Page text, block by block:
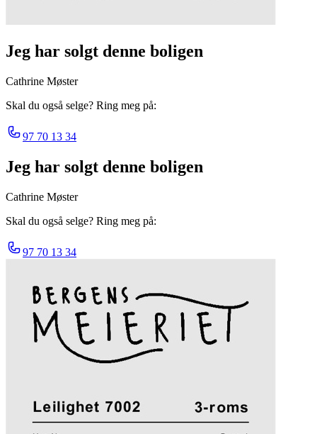
Jeg har solgt denne boligen
Cathrine Møster
Skal du også selge? Ring meg på:
97 70 13 34
Jeg har solgt denne boligen
Cathrine Møster
Skal du også selge? Ring meg på:
97 70 13 34